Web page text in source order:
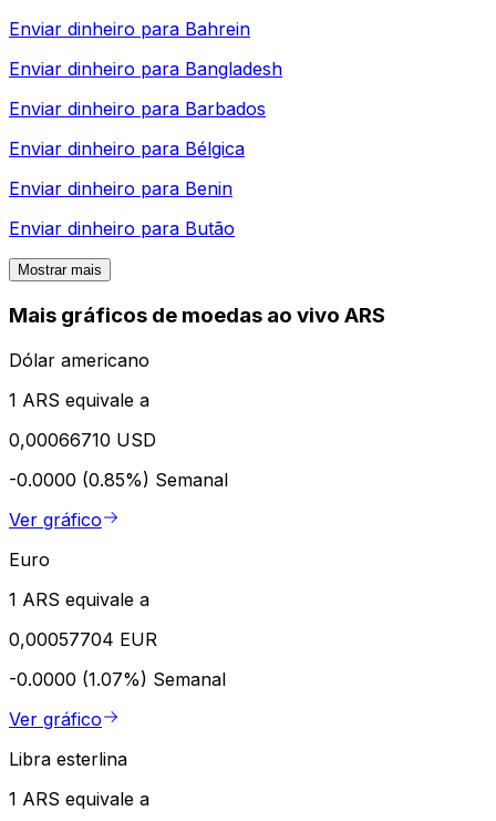
Enviar dinheiro para Bahrein
Enviar dinheiro para Bangladesh
Enviar dinheiro para Barbados
Enviar dinheiro para Bélgica
Enviar dinheiro para Benin
Enviar dinheiro para Butão
Mostrar mais
Mais gráficos de moedas ao vivo ARS
Dólar americano
1 ARS equivale a
0,00066710 USD
-0.0000 (0.85%) Semanal
Ver gráfico
Euro
1 ARS equivale a
0,00057704 EUR
-0.0000 (1.07%) Semanal
Ver gráfico
Libra esterlina
1 ARS equivale a